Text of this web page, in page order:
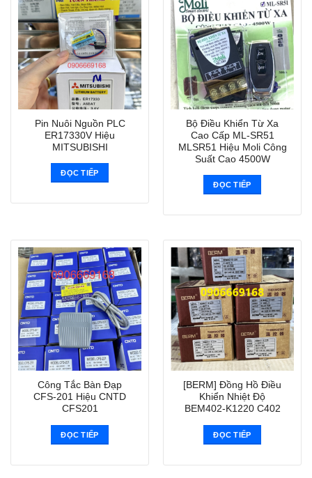
Pin Nuôi Nguồn PLC
ER17330V Hiệu
MITSUBISHI
ĐỌC TIẾP
Bộ Điều Khiển Từ Xa
Cao Cấp ML-SR51
MLSR51 Hiệu Moli Công
Suất Cao 4500W
ĐỌC TIẾP
Công Tắc Bàn Đạp
CFS-201 Hiệu CNTD
CFS201
ĐỌC TIẾP
[BERM] Đồng Hồ Điều
Khiển Nhiệt Độ
BEM402-K1220 C402
ĐỌC TIẾP